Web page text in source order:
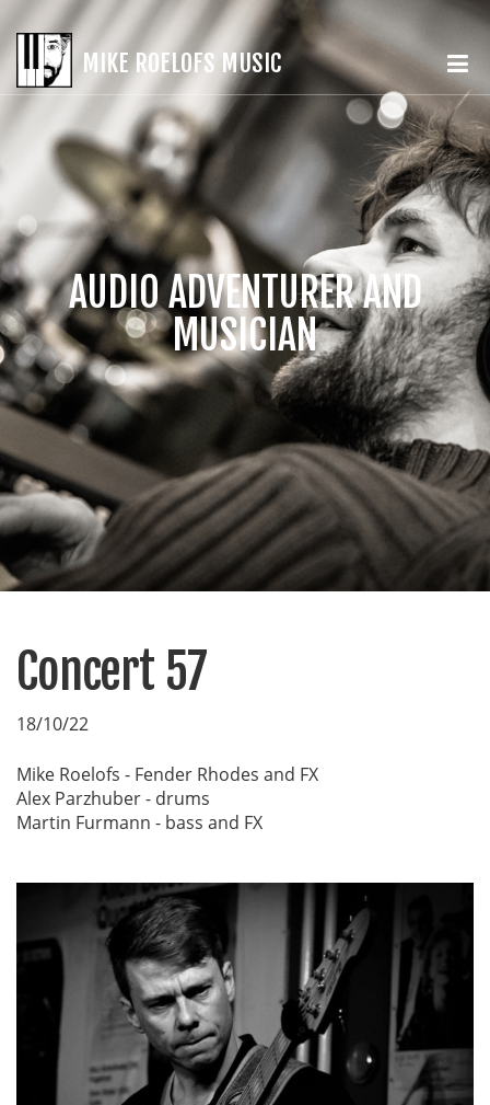
MIKE ROELOFS MUSIC
AUDIO ADVENTURER AND
MUSICIAN
Concert 57
18/10/22
Mike Roelofs - Fender Rhodes and FX
Alex Parzhuber - drums
Martin Furmann - bass and FX